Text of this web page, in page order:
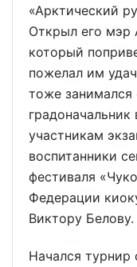
«Арктический
Открыл его мэр
который
пожелал им
тоже занимался
участникам
воспитанники
фестиваля
Федерации
Виктору Белову.
Начался турнир